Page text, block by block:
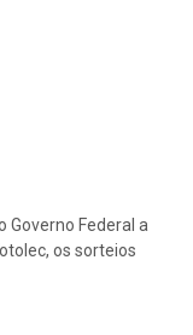
Governo Federal a
os sorteios